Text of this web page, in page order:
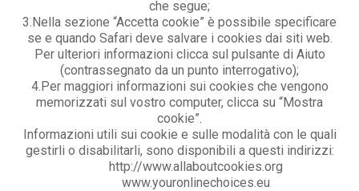
che segue;
3.Nella sezione “Accetta cookie” è possibile specificare
se e quando Safari deve salvare i cookies dai siti web.
Per ulteriori informazioni clicca sul pulsante di Aiuto
(contrassegnato da un punto interrogativo);
4.Per maggiori informazioni sui cookies che vengono
memorizzati sul vostro computer, clicca su “Mostra
cookie”.
Informazioni utili sui cookie e sulle modalità con le quali
gestirli o disabilitarli, sono disponibili a questi indirizzi:
http://www.allaboutcookies.org
www.youronlinechoices.eu